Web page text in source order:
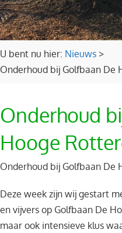
U bent nu hier: Nieuws >
Onderhoud bij Golfbaan
Onderhoud
Hooge
Onderhoud bij Golfbaan De
Deze week zijn wij gestart
en vijvers op Golfbaan De
maar ook intensieve klus